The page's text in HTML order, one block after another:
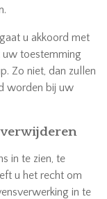
u akkoord met
uw toestemming
Zo niet, dan zullen
worden bij uw
verwijderen
in te zien, te
u het recht om
in te